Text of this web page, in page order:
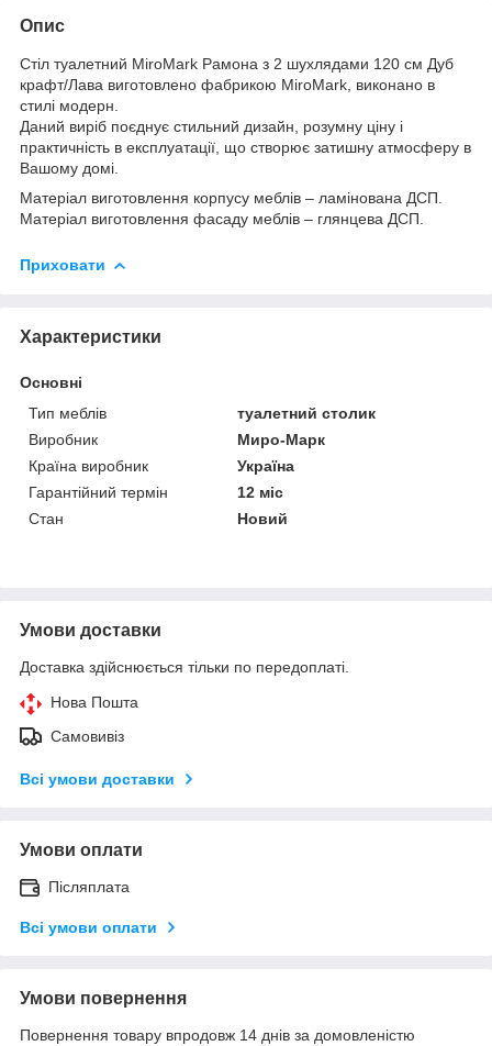
Опис
Стіл туалетний MiroMark Рамона з 2 шухлядами 120 см Дуб
крафт/Лава виготовлено фабрикою MiroMark, виконано в
стилі модерн.
Даний виріб поєднує стильний дизайн, розумну ціну і
практичність в експлуатації, що створює затишну атмосферу в
Вашому домі.
Матеріал виготовлення корпусу меблів – ламінована ДСП.
Матеріал виготовлення фасаду меблів – глянцева ДСП.
Приховати
Характеристики
Основні
Тип меблів
туалетний столик
Виробник
Миро-Марк
Країна виробник
Україна
Гарантійний термін
12 міс
Стан
Новий
Умови доставки
Доставка здійснюється тільки по передоплаті.
Нова Пошта
Самовивіз
Всі умови доставки
Умови оплати
Післяплата
Всі умови оплати
Умови повернення
Повернення товару впродовж 14 днів за домовленістю